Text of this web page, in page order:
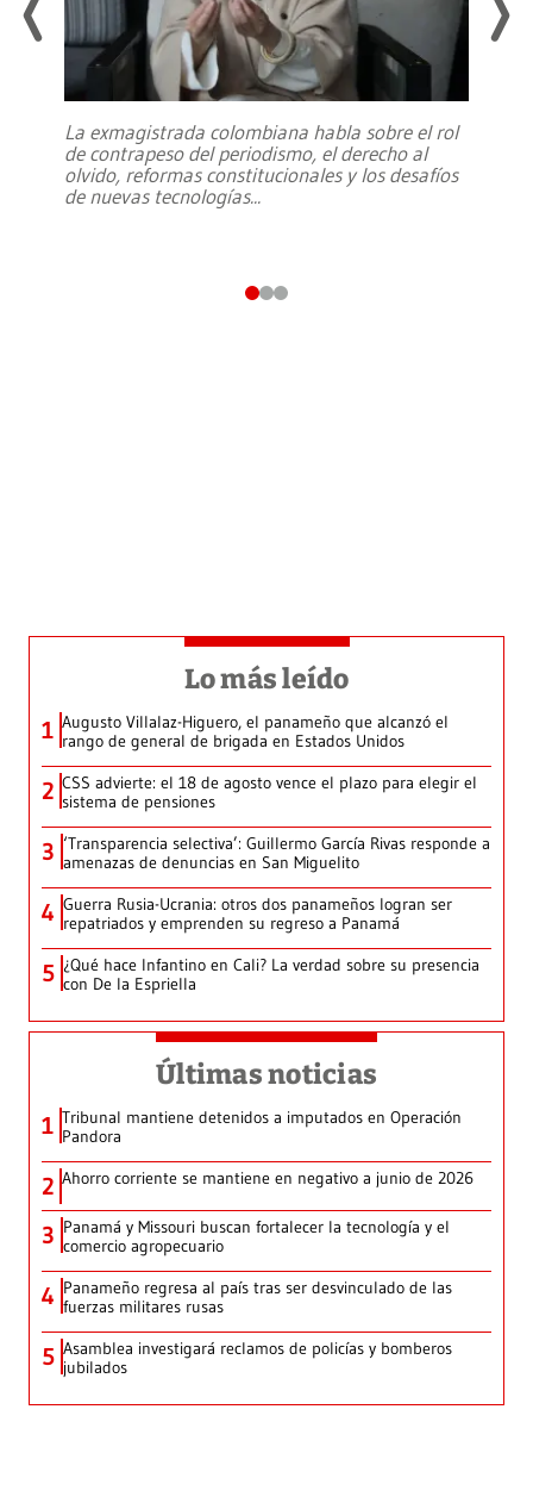
La exmagistrada colombiana habla sobre el rol
de contrapeso del periodismo, el derecho al
olvido, reformas constitucionales y los desafíos
de nuevas tecnologías...
Lo más leído
1 Augusto Villalaz-Higuero, el panameño que alcanzó el
rango de general de brigada en Estados Unidos
2 CSS advierte: el 18 de agosto vence el plazo para elegir el
sistema de pensiones
3 ‘Transparencia selectiva’: Guillermo García Rivas responde a
amenazas de denuncias en San Miguelito
4 Guerra Rusia-Ucrania: otros dos panameños logran ser
repatriados y emprenden su regreso a Panamá
5 ¿Qué hace Infantino en Cali? La verdad sobre su presencia
con De la Espriella
Últimas noticias
1 Tribunal mantiene detenidos a imputados en Operación
Pandora
2 Ahorro corriente se mantiene en negativo a junio de 2026
3 Panamá y Missouri buscan fortalecer la tecnología y el
comercio agropecuario
4 Panameño regresa al país tras ser desvinculado de las
fuerzas militares rusas
5 Asamblea investigará reclamos de policías y bomberos
jubilados